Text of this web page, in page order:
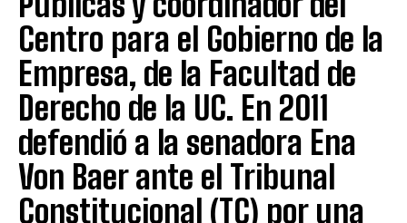
Centro para el Gobierno de la
Empresa, de la Facultad de
Derecho de la UC. En 2011
defendió a la senadora Ena
Von Baer ante el Tribunal
Constitucional (TC) por una